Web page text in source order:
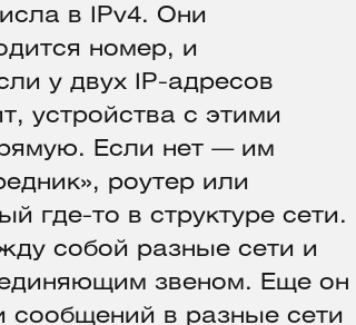
в IPv4. Они
номер, и
у двух IP-адресов
устройства с этими
Если нет — им
роутер или
где-то в структуре сети.
собой разные сети и
звеном. Еще он
сообщений в разные сети